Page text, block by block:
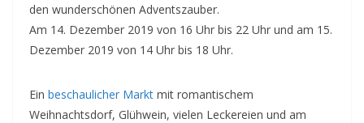
den wunderschönen Adventszauber.
Am 14. Dezember 2019 von 16 Uhr bis 22 Uhr und am 15.
Dezember 2019 von 14 Uhr bis 18 Uhr.
Ein beschaulicher Markt mit romantischem
Weihnachtsdorf, Glühwein, vielen Leckereien und am